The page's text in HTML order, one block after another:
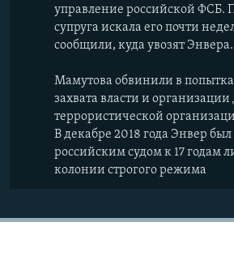
управление российской ФСБ.
супруга искала его почти
сообщили, куда увозят Энвера.
Мамутова обвинили в
захвата власти и организации
террористической
В декабре 2018 года Энвер
российским судом к 17 годам
колонии строгого режима